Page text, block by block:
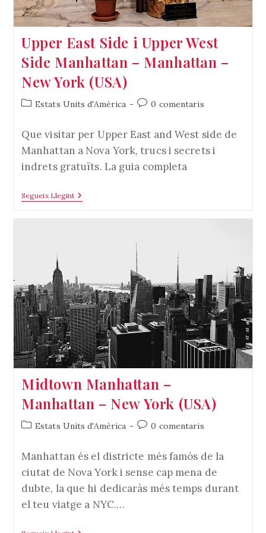
Upper East Side i Upper West
Side Manhattan – Manhattan –
New York (USA)
Categoria
Estats Units d'Amèrica
Comentaris
l'entrada:
0 comentaris
Que visitar per Upper East and West side de
Manhattan a Nova York, trucs i secrets i
indrets gratuïts. La guia completa
Segueix LlegintUpper
East
Manhattan
–
New
York
(USA)
Midtown Manhattan –
Manhattan – New York (USA)
Categoria
l'entrada:
Estats Units d'Amèrica
Comentaris
l'entrada:
0 comentaris
Manhattan és el districte més famós de la
ciutat de Nova York i sense cap mena de
dubte, la que hi dedicaràs més temps durant
el teu viatge a NYC.…